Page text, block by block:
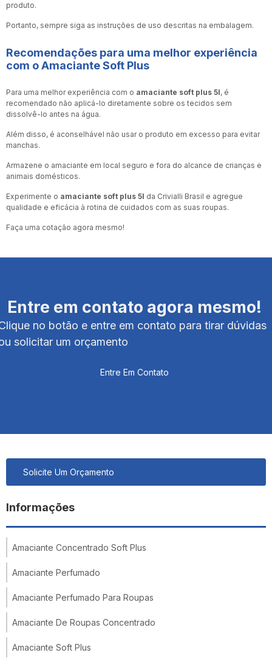
produto.
Portanto, sempre siga as instruções de uso descritas na embalagem.
Recomendações para uma melhor experiência
com o Amaciante Soft Plus
Para uma melhor experiência com o amaciante soft plus 5l, é
recomendado não aplicá-lo diretamente sobre os tecidos sem
dissolvê-lo antes na água.
Além disso, é aconselhável não usar o produto em excesso para evitar
manchas.
Armazene o amaciante em local seguro e fora do alcance de crianças e
animais domésticos.
Experimente o amaciante soft plus 5l da Crivialli Brasil e agregue
qualidade e eficácia à rotina de cuidados com as suas roupas.
Faça uma cotação agora mesmo!
Entre em contato agora mesmo!
no botão e entre em contato para tirar dúvidas
solicitar um orçamento
Entre Em Contato
Solicite Um Orçamento
Informações
Amaciante Concentrado Soft Plus
Amaciante Perfumado
Amaciante Perfumado Para Roupas
Amaciante De Roupas Concentrado
Amaciante Soft Plus